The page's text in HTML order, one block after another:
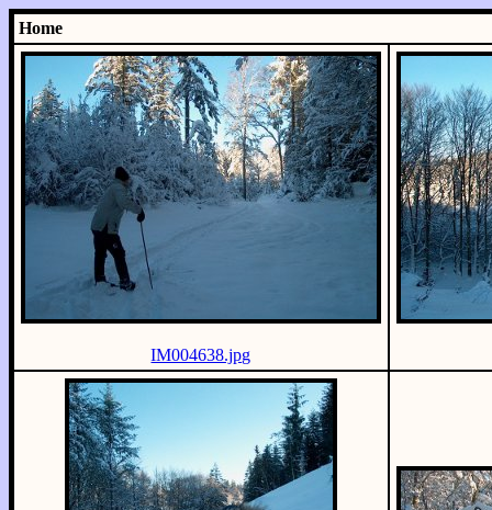
Home
IM004638.jpg